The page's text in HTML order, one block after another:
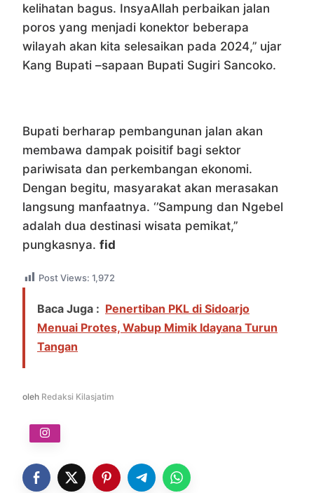
kelihatan bagus. InsyaAllah perbaikan jalan
poros yang menjadi konektor beberapa
wilayah akan kita selesaikan pada 2024,’’ ujar
Kang Bupati –sapaan Bupati Sugiri Sancoko.
Bupati berharap pembangunan jalan akan
membawa dampak poisitif bagi sektor
pariwisata dan perkembangan ekonomi.
Dengan begitu, masyarakat akan merasakan
langsung manfaatnya. ‘’Sampung dan Ngebel
adalah dua destinasi wisata pemikat,’’
pungkasnya. fid
Post Views: 1,972
Baca Juga : Penertiban PKL di Sidoarjo
Menuai Protes, Wabup Mimik Idayana Turun
Tangan
oleh Redaksi Kilasjatim